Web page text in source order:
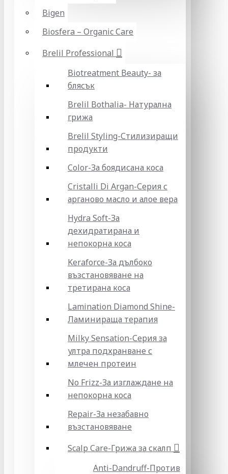
Bigen
Biosfera – Organic Care
Brelil Professional
Biotreatment Beauty- за
блясък
Brelil Bothalia- Натурална
грижа
Brelil Styling-Стилизиращи
продукти
Color-За боядисана коса
Cristalli Di Argan-Серия с
арганово масло и алое вера
Hydra Soft-За
дехидратирана и
непокорна коса
Keraforce-За дълбоко
възстановяване на
третирана коса
Lamination Diamond Shine-
Ламинираща терапия
Milky Sensation-Серия за
ултра подхранване с
млечен протеин
No Frizz-За изглаждане на
непокорна коса
Repair-За незабавно
възстановяване
Scalp Care-Грижа за скалп
Anti-Dandruff-Против